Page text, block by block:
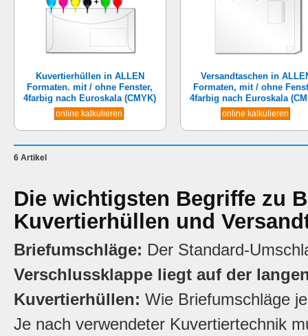
Kuvertierhüllen in ALLEN
Formaten. mit / ohne Fenster,
4farbig nach Euroskala (CMYK)
online kalkulieren
Versandtaschen in
Formaten, mit / ohne
4farbig nach Euroskala
online kalkulieren
6 Artikel
Die wichtigsten Begriffe zu
Kuvertierhüllen und
Briefumschläge: Der Standard-
Verschlussklappe liegt auf der
Kuvertierhüllen: Wie Briefumschläge
Je nach verwendeter Kuvertiertechnik